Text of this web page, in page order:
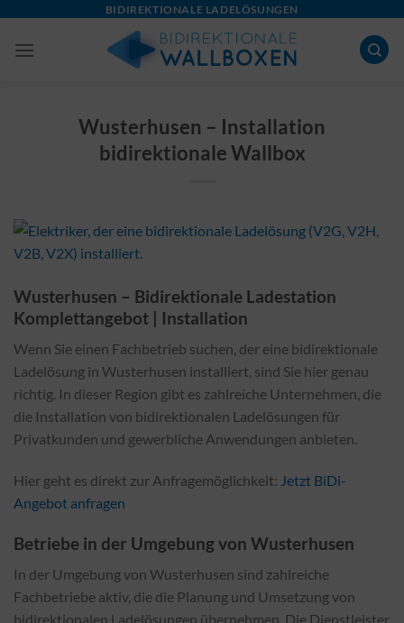
content
BIDIREKTIONALE LADELÖSUNGEN
Wusterhusen – Installation
bidirektionale Wallbox
Wusterhusen – Bidirektionale Ladestation
Komplettangebot | Installation
Wenn Sie einen Fachbetrieb suchen, der eine bidirektionale
Ladelösung in Wusterhusen installiert, sind Sie hier genau
richtig. In dieser Region gibt es zahlreiche Unternehmen, die
die Installation von bidirektionalen Ladelösungen für
Privatkunden und gewerbliche Anwendungen anbieten.
Hier geht es direkt zur Anfragemöglichkeit: Jetzt BiDi-
Angebot anfragen
Betriebe in der Umgebung von Wusterhusen
In der Umgebung von Wusterhusen sind zahlreiche
Fachbetriebe aktiv, die die Planung und Umsetzung von
bidirektionalen Ladelösungen übernehmen. Die Dienstleister